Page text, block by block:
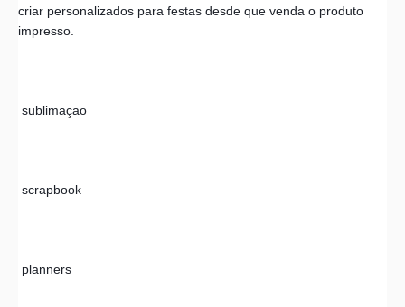
criar personalizados para festas desde que venda o produto
impresso.
sublimaçao
scrapbook
planners